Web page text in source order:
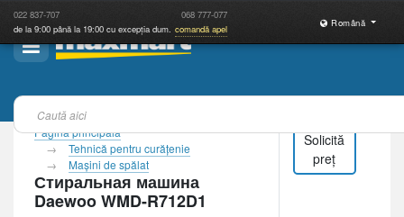
022 837-707 068 777-077
de la 9:00 până la 19:00 cu excepția dum. comandă apel
Română
Pagina principală
Tehnică pentru curăţenie
Maşini de spălat
Стиральная машина
Daewoo WMD-R712D1
Solicită
preț